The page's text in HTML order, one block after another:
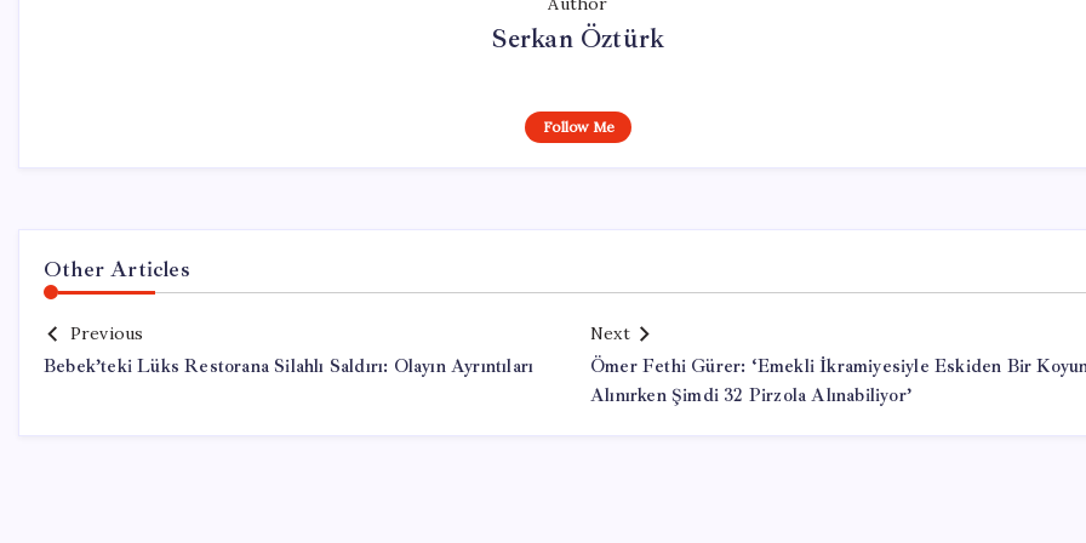
Serkan Öztürk
Follow Me
Other Articles
Previous
Bebek’teki Lüks Restorana Silahlı Saldırı: Olayın Ayrıntıları
Next
Ömer Fethi Gürer: ‘Emekli İkramiyesiyle Eskiden Bir
Alınırken Şimdi 32 Pirzola Alınabiliyor’